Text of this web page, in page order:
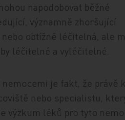
napodobovat běžné
významně zhoršující
obtížně léčitelná, ale
léčitelné a vyléčitelné.
je fakt, že právě
nebo specialistu,
výzkum léků pro tyto